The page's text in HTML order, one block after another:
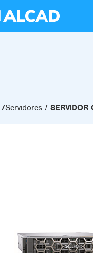
Servidores SERVIDOR